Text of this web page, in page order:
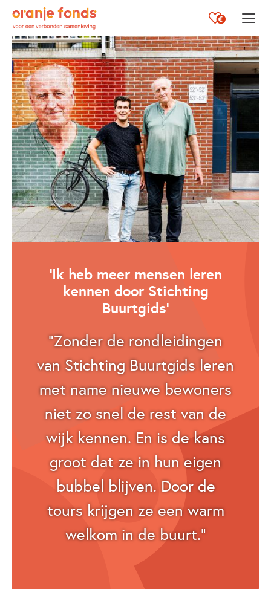
Opent
‘Ik heb meer mensen leren
kennen door Stichting
Buurtgids’
“Zonder de rondleidingen
van Stichting Buurtgids leren
met name nieuwe bewoners
niet zo snel de rest van de
wijk kennen. En is de kans
groot dat ze in hun eigen
bubbel blijven. Door de
tours krijgen ze een warm
welkom in de buurt.”